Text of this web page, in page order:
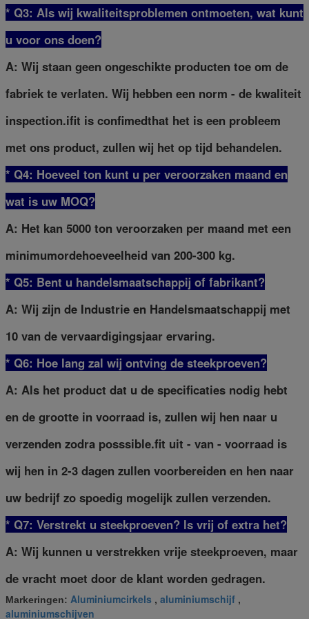
* Q3: Als wij kwaliteitsproblemen ontmoeten, wat kunt
u voor ons doen?
A: Wij staan geen ongeschikte producten toe om de
fabriek te verlaten. Wij hebben een norm - de kwaliteit
inspection.ifit is confimedthat het is een probleem
met ons product, zullen wij het op tijd behandelen.
* Q4: Hoeveel ton kunt u per veroorzaken maand en
wat is uw MOQ?
A: Het kan 5000 ton veroorzaken per maand met een
minimumordehoeveelheid van 200-300 kg.
* Q5: Bent u handelsmaatschappij of fabrikant?
A: Wij zijn de Industrie en Handelsmaatschappij met
10 van de vervaardigingsjaar ervaring.
* Q6: Hoe lang zal wij ontving de steekproeven?
A: Als het product dat u de specificaties nodig hebt
en de grootte in voorraad is, zullen wij hen naar u
verzenden zodra posssible.fit uit - van - voorraad is
wij hen in 2-3 dagen zullen voorbereiden en hen naar
uw bedrijf zo spoedig mogelijk zullen verzenden.
* Q7: Verstrekt u steekproeven? ls vrij of extra het?
A: Wij kunnen u verstrekken vrije steekproeven, maar
de vracht moet door de klant worden gedragen.
Markeringen: Aluminiumcirkels , aluminiumschijf ,
aluminiumschijven